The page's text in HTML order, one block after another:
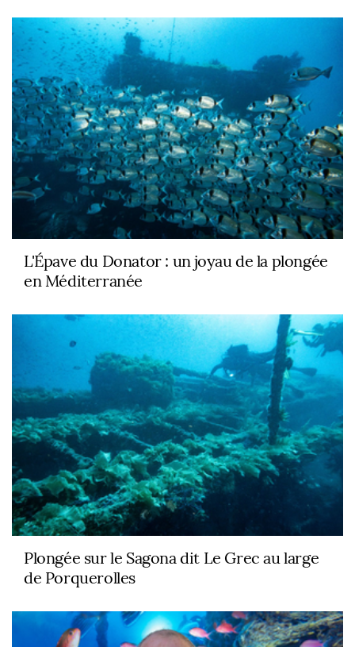
L'Épave du Donator : un joyau de la plongée
en Méditerranée
Plongée sur le Sagona dit Le Grec au large
de Porquerolles